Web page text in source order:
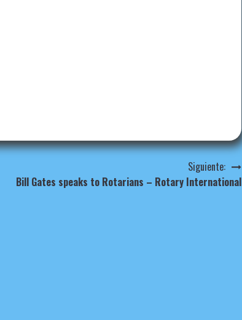
Siguiente:
Bill Gates speaks to Rotarians – Rotary International